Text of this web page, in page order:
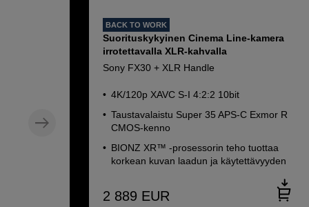
BACK TO WORK
Suorituskykyinen Cinema Line-kamera
irrotettavalla XLR-kahvalla
Sony FX30 + XLR Handle
4K/120p XAVC S-I 4:2:2 10bit
Taustavalaistu Super 35 APS-C Exmor R
CMOS-kenno
BIONZ XR™ -prosessorin teho tuottaa
korkean kuvan laadun ja käytettävyyden
2 889 EUR